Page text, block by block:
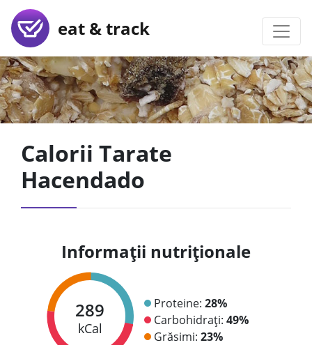
eat & track
Calorii Tarate
Hacendado
Informații nutriționale
289
kCal
Proteine: 28%
Carbohidrați: 49%
Grăsimi: 23%